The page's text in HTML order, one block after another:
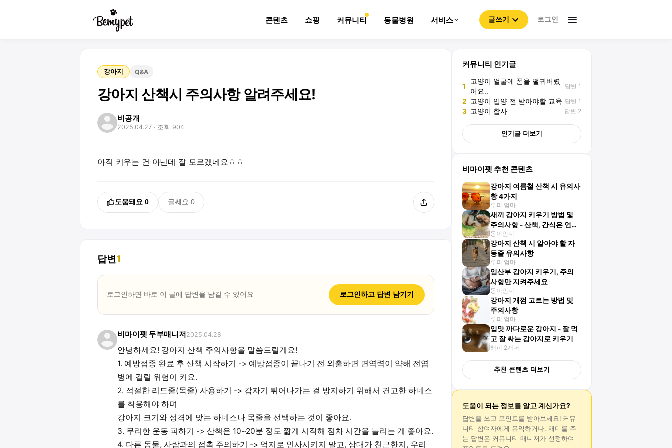
콘텐츠 쇼핑 커뮤니티 동물병원 서비스 글쓰기 로그인
강아지 Q&A
강아지 산책시 주의사항 알려주세요!
비공개
2025.04.27 · 조회 904
아직 키우는 건 아닌데 잘 모르겠네요ㅎㅎ
도움돼요 0 글쎄요 0
답변1
로그인하면 바로 이 글에 답변을 남길 수 있어요 로그인하고 답변 남기기
비마이펫 두부매니저 2025.04.28
안녕하세요! 강아지 산책 주의사항을 말씀드릴게요!
1. 예방접종 완료 후 산책 시작하기 -> 예방접종이 끝나기 전 외출하면 면역력이 약해 전염
병에 걸릴 위험이 커요.
2. 적절한 리드줄(목줄) 사용하기 -> 갑자기 튀어나가는 걸 방지하기 위해서 견고한 하네스
를 착용해야 하며
강아지 크기와 성격에 맞는 하네스나 목줄을 선택하는 것이 좋아요.
3. 무리한 운동 피하기 -> 산책은 10~20분 정도 짧게 시작해 점차 시간을 늘리는 게 좋아요.
4. 다른 동물, 사람과의 접촉 주의하기 -> 억지로 인사시키지 말고, 상대가 친근한지, 우리
커뮤니티 인기글
1
고양이 얼굴에 폰을 떨궈버렸
어요..
답변 1
2 고양이 입양 전 받아야할 교육 답변 1
3 고양이 합사 답변 2
인기글 더보기
비마이펫 추천 콘텐츠
강아지 여름철 산책 시 유의사
항 4가지
루피 엄마
새끼 강아지 키우기 방법 및
주의사항 - 산책, 간식은 언제
부터?
몽이언니
강아지 산책 시 알아야 할 자
동줄 유의사항
루피 엄마
임산부 강아지 키우기, 주의
사항만 지켜주세요
몽이언니
강아지 개껌 고르는 방법 및
주의사항
루피 엄마
입맛 까다로운 강아지 - 잘 먹
고 잘 싸는 강아지로 키우기
해피 2개더
추천 콘텐츠 더보기
도움이 되는 정보를 알고 계신가요?
답변 을 쓰고 포인트를 받아보세요! 커뮤
니티 참여자에게 유익하거나, 재미를 주
는 답변 은 커뮤니티 매니저가 선정하여